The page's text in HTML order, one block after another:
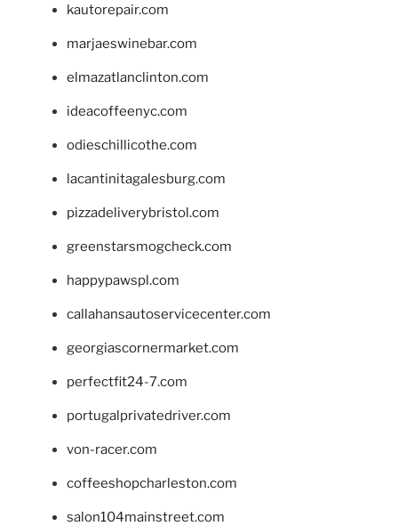
kautorepair.com
marjaeswinebar.com
elmazatlanclinton.com
ideacoffeenyc.com
odieschillicothe.com
lacantinitagalesburg.com
pizzadeliverybristol.com
greenstarsmogcheck.com
happypawspl.com
callahansautoservicecenter.com
georgiascornermarket.com
perfectfit24-7.com
portugalprivatedriver.com
von-racer.com
coffeeshopcharleston.com
salon104mainstreet.com